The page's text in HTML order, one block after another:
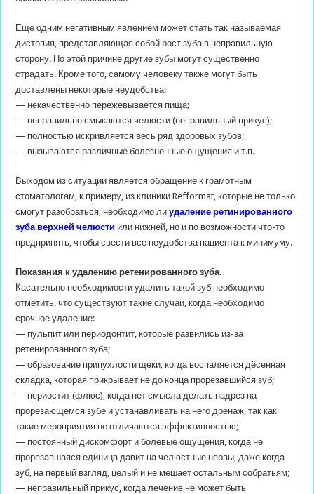
Еще одним негативным явлением может стать так называемая
дистопия, представляющая собой рост зуба в неправильную
сторону. По этой причине другие зубы могут существенно
страдать. Кроме того, самому человеку также могут быть
доставлены некоторые неудобства:
— некачественно пережевывается пища;
— неправильно смыкаются челюсти (неправильный прикус);
— полностью искривляется весь ряд здоровых зубов;
— вызываются различные болезненные ощущения и т.п.
Выходом из ситуации является обращение к грамотным
стоматологам, к примеру, из клиники Refformat, которые не только
смогут разобраться, необходимо лиудаление ретинированного
зуба верхней челюсти или нижней, но и по возможности что-то
предпринять, чтобы свести все неудобства пациента к минимуму.
Показания к удалению ретенированного зуба.
Касательно необходимости удалить такой зуб необходимо
отметить, что существуют такие случаи, когда необходимо
срочное удаление:
— пульпит или периодонтит, которые развились из-за
ретенированного зуба;
— образование припухлости щеки, когда воспаляется дёсенная
складка, которая прикрывает не до конца прорезавшийся зуб;
— периостит (флюс), когда нет смысла делать надрез на
прорезающемся зубе и устанавливать на него дренаж, так как
такие мероприятия не отличаются эффективностью;
— постоянный дискомфорт и болевые ощущения, когда не
прорезавшаяся единица давит на челюстные нервы, даже когда
зуб, на первый взгляд, целый и не мешает остальным собратьям;
— неправильный прикус, когда лечение не может быть